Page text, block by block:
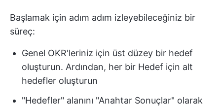
Başlamak için adım adım izleyebileceğiniz bir
süreç:
Genel OKR'leriniz için üst düzey bir hedef
oluşturun. Ardından, her bir Hedef için alt
hedefler oluşturun
"Hedefler" alanını "Anahtar Sonuçlar" olarak